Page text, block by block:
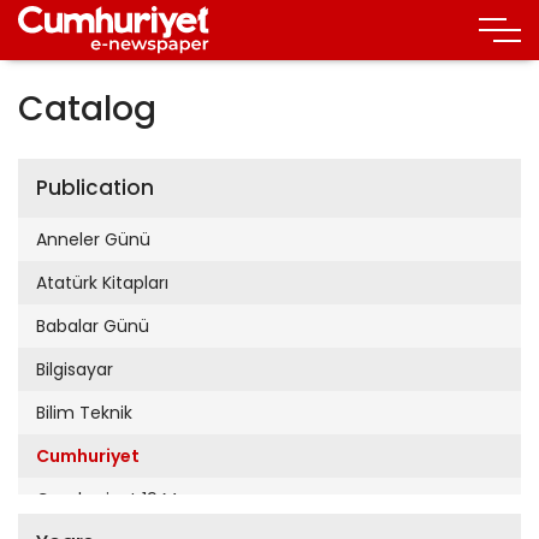
Catalog
Publication
Anneler Günü
Atatürk Kitapları
Babalar Günü
Bilgisayar
Bilim Teknik
Cumhuriyet
Cumhuriyet 19 Mayıs